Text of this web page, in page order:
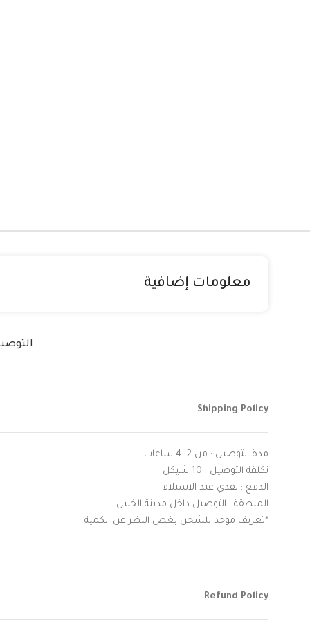
معلومات إضافية
Shipping Policy
مدة التوصيل : من 2- 4 ساعات
تكلفة التوصيل : 10 شيكل
الدفع : نقدي عند الاستلام
المنطقة : التوصيل داخل مدينة الخليل
*تعريف موحد للشحن بغض النظر عن الكمية
Refund Policy